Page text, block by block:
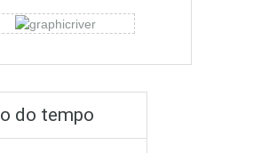
do tempo